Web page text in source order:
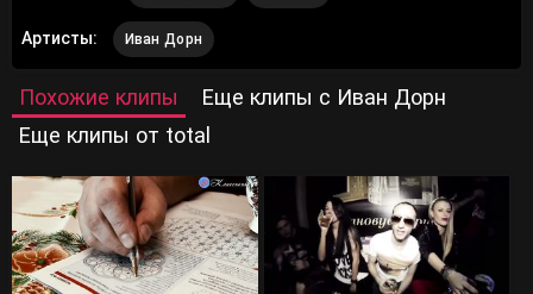
Артисты: Иван Дорн
Похожие клипы
Еще клипы с Иван Дорн
Еще клипы от total